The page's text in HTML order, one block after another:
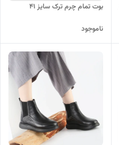
بوت تمام چرم ترک سایز ۴۱
ناموجود